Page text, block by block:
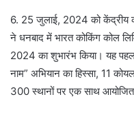
6. 25 जुलाई, 2024 को केंद्रीय
ने धनबाद में भारत कोकिंग कोल
2024 का शुभारंभ किया। यह
नाम” अभियान का हिस्सा, 11
300 स्थानों पर एक साथ